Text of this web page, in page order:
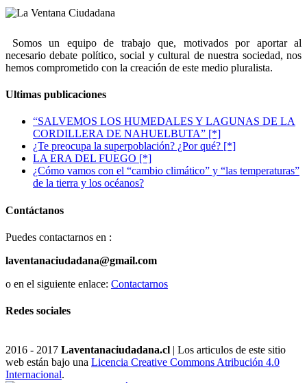
Somos un equipo de trabajo que, motivados por aportar al
necesario debate político, social y cultural de nuestra sociedad, nos
hemos comprometido con la creación de este medio pluralista.
Ultimas publicaciones
“SALVEMOS LOS HUMEDALES Y LAGUNAS DE LA
CORDILLERA DE NAHUELBUTA” [*]
¿Te preocupa la superpoblación? ¿Por qué? [*]
LA ERA DEL FUEGO [*]
¿Cómo vamos con el “cambio climático” y “las temperaturas”
de la tierra y los océanos?
Contáctanos
Puedes contactarnos en :
laventanaciudadana@gmail.com
o en el siguiente enlace: Contactarnos
Redes sociales
2016 - 2017 Laventanaciudadana.cl | Los articulos de este sitio
web están bajo una Licencia Creative Commons Atribución 4.0
Internacional.